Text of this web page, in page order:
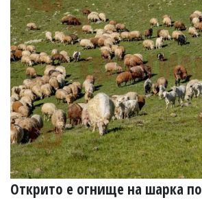
Открито е огнище на шарка